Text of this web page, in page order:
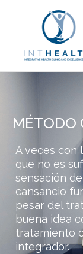
MÉTODO
A veces con
que no es
sensación
cansancio
pesar del
buena idea
tratamiento
integrador.